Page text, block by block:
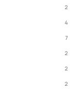
2
4
7
2
2
2